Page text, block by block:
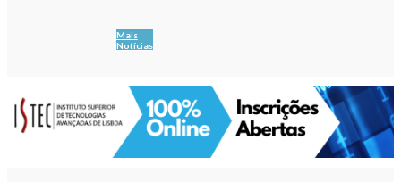
Mais
Notícias